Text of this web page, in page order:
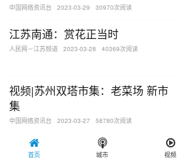
中国网络资讯台 2023-03-29 30970次阅读
江苏南通：赏花正当时
人民网－江苏频道 2023-03-28 40369次阅读
视频|苏州双塔市集：老菜场 新市
集
中国网络资讯台 2023-03-27 58780次阅读
4月起跨境高铁增开 江苏人坐高
首页 城市 视频